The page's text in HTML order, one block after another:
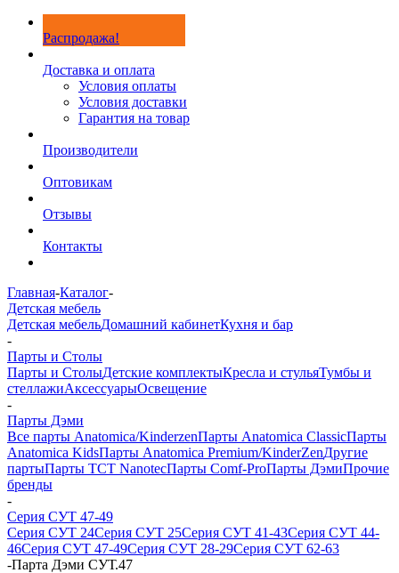
Распродажа!
Доставка и оплата
Условия оплаты
Условия доставки
Гарантия на товар
Производители
Оптовикам
Отзывы
Контакты
Главная-Каталог-
Детская мебель
Детская мебельДомашний кабинетКухня и бар
-
Парты и Столы
Парты и СтолыДетские комплектыКресла и стульяТумбы и
стеллажиАксессуарыОсвещение
-
Парты Дэми
Все парты Anatomica/KinderzenПарты Anatomica ClassicПарты
Anatomica KidsПарты Anatomica Premium/KinderZenДругие
партыПарты TCT NanotecПарты Comf-ProПарты ДэмиПрочие
бренды
-
Серия СУТ 47-49
Серия СУТ 24Серия СУТ 25Серия СУТ 41-43Серия СУТ 44-
46Серия СУТ 47-49Серия СУТ 28-29Серия СУТ 62-63
-Парта Дэми СУТ.47